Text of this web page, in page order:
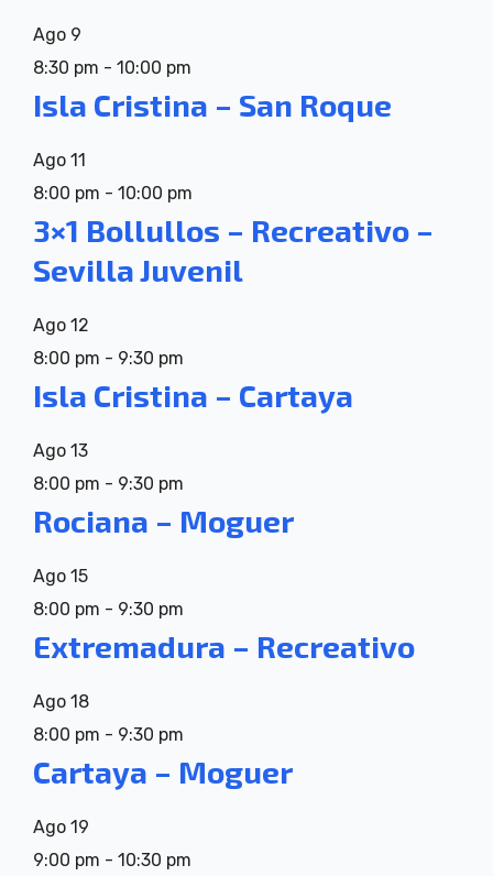
Ago 9
8:30 pm - 10:00 pm
Isla Cristina – San Roque
Ago 11
8:00 pm - 10:00 pm
3×1 Bollullos – Recreativo –
Sevilla Juvenil
Ago 12
8:00 pm - 9:30 pm
Isla Cristina – Cartaya
Ago 13
8:00 pm - 9:30 pm
Rociana – Moguer
Ago 15
8:00 pm - 9:30 pm
Extremadura – Recreativo
Ago 18
8:00 pm - 9:30 pm
Cartaya – Moguer
Ago 19
9:00 pm - 10:30 pm